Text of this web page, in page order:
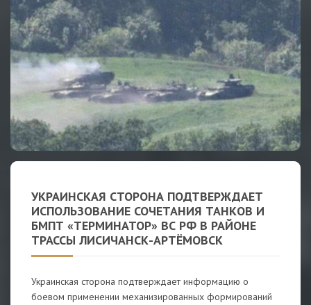
УКРАИНСКАЯ СТОРОНА ПОДТВЕРЖДАЕТ
ИСПОЛЬЗОВАНИЕ СОЧЕТАНИЯ ТАНКОВ И
БМПТ «ТЕРМИНАТОР» ВС РФ В РАЙОНЕ
ТРАССЫ ЛИСИЧАНСК-АРТЁМОВСК
Украинская сторона подтверждает информацию о
боевом применении механизированных формирований